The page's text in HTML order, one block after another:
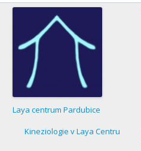
Laya centrum Pardubice
Kineziologie v Laya Centru